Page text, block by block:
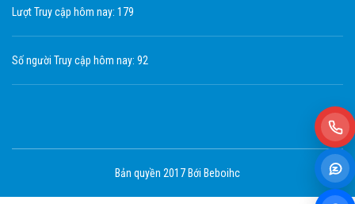
Lượt Truy cập hôm nay: 179
Số người Truy cập hôm nay: 92
Bản quyền 2017 Bới Beboihc